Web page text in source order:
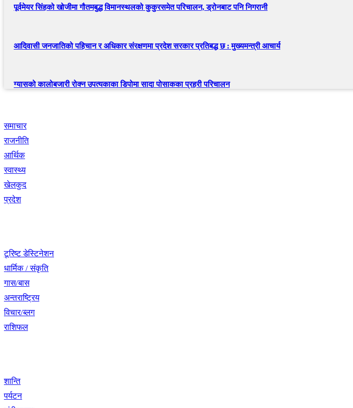
पूर्वमेयर सिंहको खोजीमा गौतमबुद्ध विमानस्थलको कुकुरसमेत परिचालन, ड्रोनबाट पनि निगरानी
आदिवासी जनजातिको पहिचान र अधिकार संरक्षणमा प्रदेश सरकार प्रतिबद्ध छ : मुख्यमन्त्री आचार्य
ग्यासको कालोबजारी रोक्न उपत्यकाका डिपोमा सादा पोसाकका प्रहरी परिचालन
समाचार
राजनीति
आर्थिक
स्वास्थ्य
खेलकुद
प्रदेश
टूरिष्ट डेस्टिनेशन
धार्मिक / संकृति
गास/बास
अन्तराष्ट्रिय
विचार/ब्लग
राशिफल
शान्ति
पर्यटन